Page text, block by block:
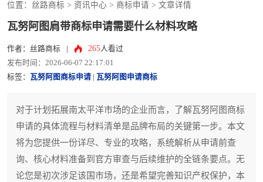
位置： 丝路商标 > 资讯中心 > 商标申请 > 文章详情
瓦努阿图肩带商标申请需要什么材料攻略
作者：丝路商标 265人看过
发布时间：2026-06-07 22:17:01
标签：
瓦努阿图商标申请 瓦努阿图申请商标
对于计划拓展南太平洋市场的企业而言，了解瓦努阿图商标
申请的具体流程与材料清单是品牌布局的关键第一步。本文
将为您提供一份详尽、专业的攻略，系统解析从申请前查
询、核心材料准备到官方审查与后续维护的全链条要点。无
论您是初次涉足该国市场，还是希望完善知识产权保护，本